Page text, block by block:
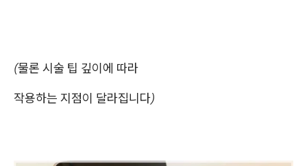
(물론 시술 팁 깊이에 따라
작용하는 지점이 달라집니다)